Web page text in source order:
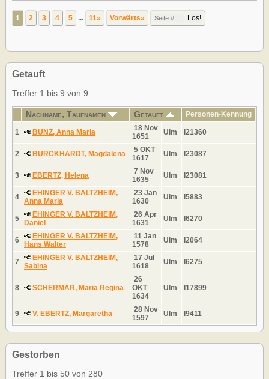
1 2 3 4 5 ... 11» Vorwärts»
Getauft
Treffer 1 bis 9 von 9
Nachname, Taufnamen Getauft Personen-Kennung
1 BUNZ, Anna Maria
18 Nov
1651
Ulm I21360
2 BURCKHARDT, Magdalena
5 OKT
1617
Ulm I23087
3 EBERTZ, Helena
7 Nov
1635
Ulm I23081
4
EHINGER V. BALTZHEIM,
Anna Maria
23 Jan
1630
Ulm I5883
5
EHINGER V. BALTZHEIM,
Daniel
26 Apr
1631
Ulm I6270
6
EHINGER V. BALTZHEIM,
Hans Walter
11 Jan
1578
Ulm I2064
7
EHINGER V. BALTZHEIM,
Sabina
17 Jul
1618
Ulm I6275
8 SCHERMAR, Maria Regina
26
OKT
1634
Ulm I17899
9 V. EBERTZ, Margaretha
28 Nov
1597
Ulm I9411
Gestorben
Treffer 1 bis 50 von 280